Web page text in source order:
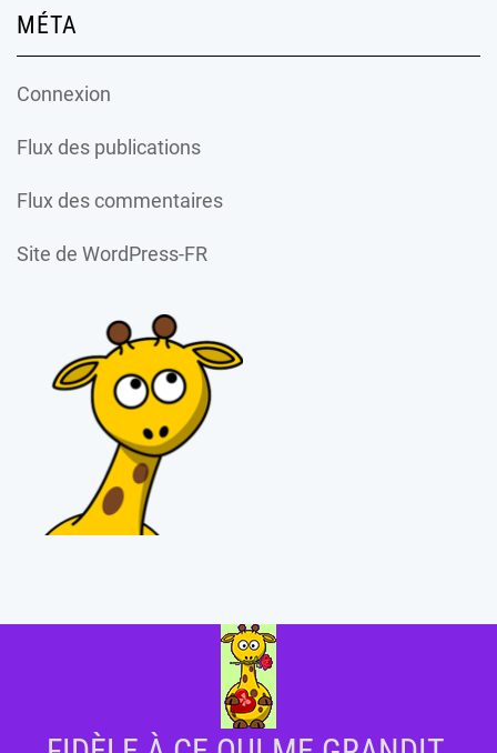
MÉTA
Connexion
Flux des publications
Flux des commentaires
Site de WordPress-FR